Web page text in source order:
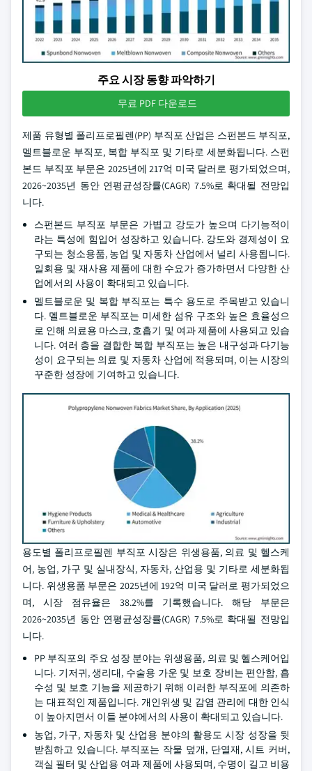
주요 시장 동향 파악하기
무료 PDF 다운로드
제품 유형별 폴리프로필렌(PP) 부직포 산업은 스펀본드 부직포,
멜트블로운 부직포, 복합 부직포 및 기타로 세분화됩니다. 스펀
본드 부직포 부문은 2025년에 217억 미국 달러로 평가되었으며,
2026~2035년 동안 연평균성장률(CAGR) 7.5%로 확대될 전망입
니다.
스펀본드 부직포 부문은 가볍고 강도가 높으며 다기능적이
라는 특성에 힘입어 성장하고 있습니다. 강도와 경제성이 요
구되는 청소용품, 농업 및 자동차 산업에서 널리 사용됩니다.
일회용 및 재사용 제품에 대한 수요가 증가하면서 다양한 산
업에서의 사용이 확대되고 있습니다.
멜트블로운 및 복합 부직포는 특수 용도로 주목받고 있습니
다. 멜트블로운 부직포는 미세한 섬유 구조와 높은 효율성으
로 인해 의료용 마스크, 호흡기 및 여과 제품에 사용되고 있습
니다. 여러 층을 결합한 복합 부직포는 높은 내구성과 다기능
성이 요구되는 의료 및 자동차 산업에 적용되며, 이는 시장의
꾸준한 성장에 기여하고 있습니다.
용도별 폴리프로필렌 부직포 시장은 위생용품, 의료 및 헬스케
어, 농업, 가구 및 실내장식, 자동차, 산업용 및 기타로 세분화됩
니다. 위생용품 부문은 2025년에 192억 미국 달러로 평가되었으
며, 시장 점유율은 38.2%를 기록했습니다. 해당 부문은
2026~2035년 동안 연평균성장률(CAGR) 7.5%로 확대될 전망입
니다.
PP 부직포의 주요 성장 분야는 위생용품, 의료 및 헬스케어입
니다. 기저귀, 생리대, 수술용 가운 및 보호 장비는 편안함, 흡
수성 및 보호 기능을 제공하기 위해 이러한 부직포에 의존하
는 대표적인 제품입니다. 개인위생 및 감염 관리에 대한 인식
이 높아지면서 이들 분야에서의 사용이 확대되고 있습니다.
농업, 가구, 자동차 및 산업용 분야의 활용도 시장 성장을 뒷
받침하고 있습니다. 부직포는 작물 덮개, 단열재, 시트 커버,
객실 필터 및 산업용 여과 제품에 사용되며, 수명이 길고 비용